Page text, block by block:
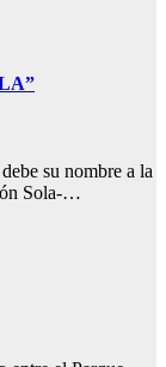
su nombre a la
Sola-…